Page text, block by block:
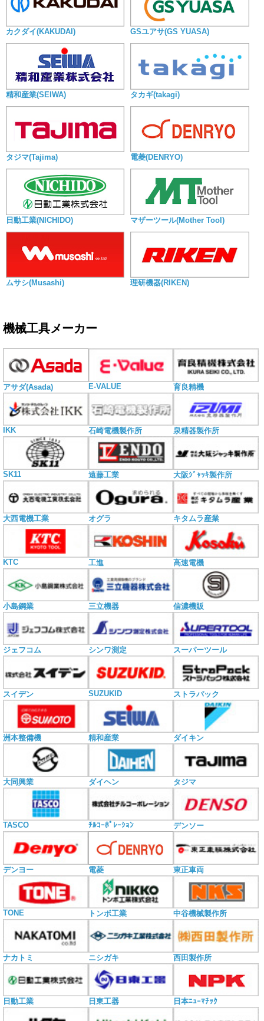
カクダイ(KAKUDAI) GSユアサ(GS YUASA)
精和産業(SEIWA) タカギ(takagi)
タジマ(Tajima) 電菱(DENRYO)
日動工業(NICHIDO) マザーツール(Mother Tool)
ムサシ(Musashi) 理研機器(RIKEN)
機械工具メーカー
アサダ(Asada) E-VALUE 育良精機
IKK 石崎電機製作所 泉精器製作所
SK11 遠藤工業 大阪ｼﾞｬｯｷ製作所
大西電機工業 オグラ キタムラ産業
KTC 工進 高速電機
小島鋼業 三立機器 信濃機販
ジェフコム シンワ測定 スーパーツール
スイデン SUZUKID ストラパック
洲本整備機 精和産業 ダイキン
大同興業 ダイヘン タジマ
TASCO ﾁﾙｺｰﾎﾟﾚｰｼｮﾝ デンソー
デンヨー 電菱 東正車両
TONE トンボ工業 中谷機械製作所
ナカトミ ニシガキ 西田製作所
日動工業 日東工器 日本ﾆｭｰﾏﾁｯｸ